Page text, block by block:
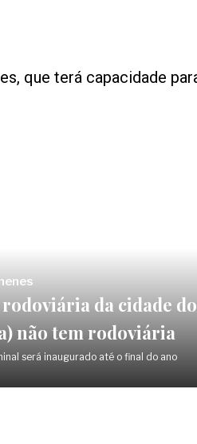
da cidade do
não tem rodoviária
será inaugurado até o final do ano